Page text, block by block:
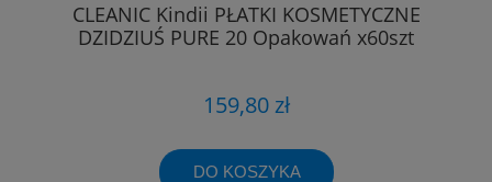
CLEANIC Kindii PŁATKI KOSMETYCZNE
DZIDZIUŚ PURE 20 Opakowań x60szt
159,80 zł
DO KOSZYKA